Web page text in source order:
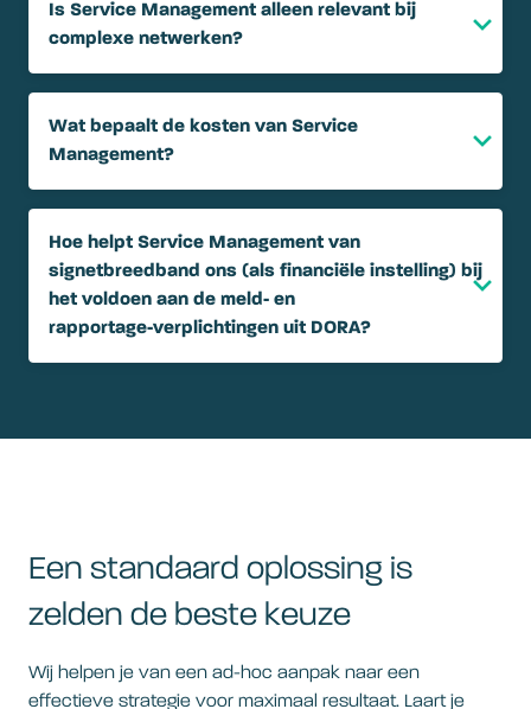
Is Service Management alleen relevant bij
complexe netwerken?
Wat bepaalt de kosten van Service
Management?
Hoe helpt Service Management van
signetbreedband ons (als financiële instelling) bij
het voldoen aan de meld‑ en
rapportage‑verplichtingen uit DORA?
Een standaard oplossing is
zelden de beste keuze
Wij helpen je van een ad-hoc aanpak naar een
effectieve strategie voor maximaal resultaat. Laart je